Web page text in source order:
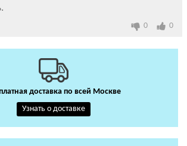
0 0
доставка по всей Москве
Узнать о доставке